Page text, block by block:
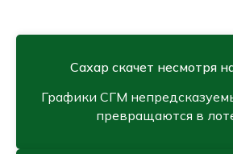
Сахар скачет несмотря
Графики СГМ
превращаются в